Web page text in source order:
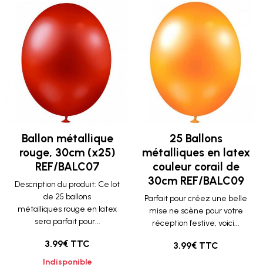
Ballon métallique
rouge, 30cm (x25)
REF/BALC07
Description du produit: Ce lot
de 25 ballons
métalliques rouge en latex
sera parfait pour...
3.99€ TTC
Indisponible
25 Ballons
métalliques en latex
couleur corail de
30cm REF/BALC09
Parfait pour créez une belle
mise ne scène pour votre
réception festive, voici...
3.99€ TTC